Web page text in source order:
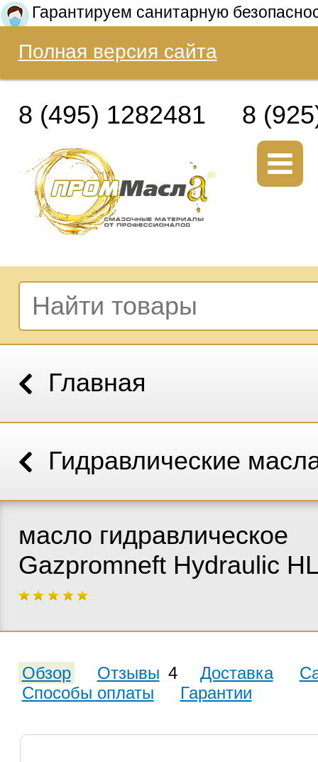
Гарантируем санитарную
Полная версия сайта
8 (495) 1282481 8
Главная
Гидравлические
масло гидравлическое
Gazpromneft Hydraulic
Обзор Отзывы 4 Доставка
Способы оплаты
Гарантии